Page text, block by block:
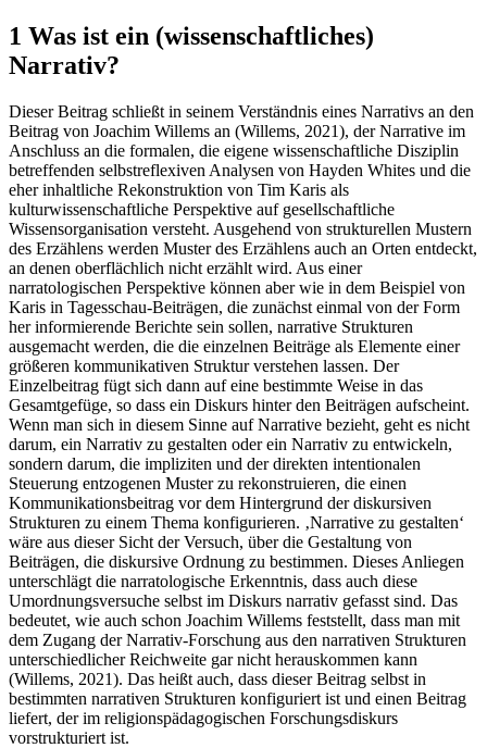
1 Was ist ein (wissenschaftliches)
Narrativ?
Dieser Beitrag schließt in seinem Verständnis eines Narrativs an den
Beitrag von Joachim Willems an (Willems, 2021), der Narrative im
Anschluss an die formalen, die eigene wissenschaftliche Disziplin
betreffenden selbstreflexiven Analysen von Hayden Whites und die
eher inhaltliche Rekonstruktion von Tim Karis als
kulturwissenschaftliche Perspektive auf gesellschaftliche
Wissensorganisation versteht. Ausgehend von strukturellen Mustern
des Erzählens werden Muster des Erzählens auch an Orten entdeckt,
an denen oberflächlich nicht erzählt wird. Aus einer
narratologischen Perspektive können aber wie in dem Beispiel von
Karis in Tagesschau-Beiträgen, die zunächst einmal von der Form
her informierende Berichte sein sollen, narrative Strukturen
ausgemacht werden, die die einzelnen Beiträge als Elemente einer
größeren kommunikativen Struktur verstehen lassen. Der
Einzelbeitrag fügt sich dann auf eine bestimmte Weise in das
Gesamtgefüge, so dass ein Diskurs hinter den Beiträgen aufscheint.
Wenn man sich in diesem Sinne auf Narrative bezieht, geht es nicht
darum, ein Narrativ zu gestalten oder ein Narrativ zu entwickeln,
sondern darum, die impliziten und der direkten intentionalen
Steuerung entzogenen Muster zu rekonstruieren, die einen
Kommunikationsbeitrag vor dem Hintergrund der diskursiven
Strukturen zu einem Thema konfigurieren. ‚Narrative zu gestalten‘
wäre aus dieser Sicht der Versuch, über die Gestaltung von
Beiträgen, die diskursive Ordnung zu bestimmen. Dieses Anliegen
unterschlägt die narratologische Erkenntnis, dass auch diese
Umordnungsversuche selbst im Diskurs narrativ gefasst sind. Das
bedeutet, wie auch schon Joachim Willems feststellt, dass man mit
dem Zugang der Narrativ-Forschung aus den narrativen Strukturen
unterschiedlicher Reichweite gar nicht herauskommen kann
(Willems, 2021). Das heißt auch, dass dieser Beitrag selbst in
bestimmten narrativen Strukturen konfiguriert ist und einen Beitrag
liefert, der im religionspädagogischen Forschungsdiskurs
vorstrukturiert ist.